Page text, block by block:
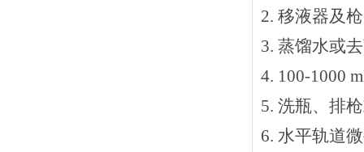
2. 移液器及
3. 蒸馏水或
4. 100-1000
5. 洗瓶、排
6. 水平轨道